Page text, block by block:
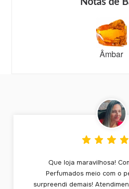
Âmbar
Que loja maravilhosa!
Perfumados meio com o
surpreendi demais!